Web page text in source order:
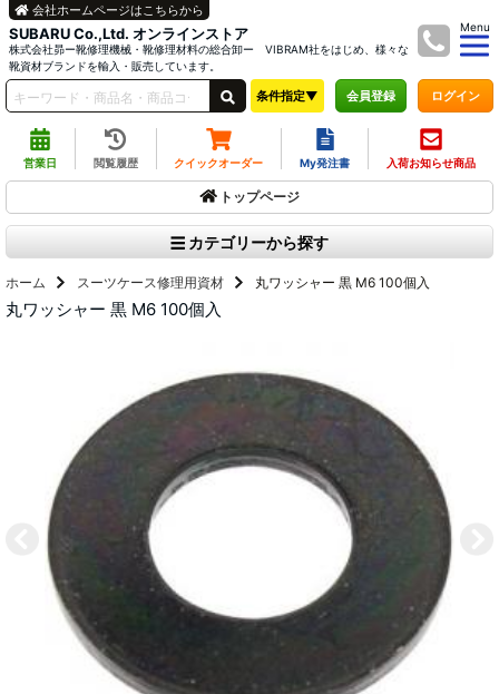
SUBARU Co.,Ltd. オンラインストア
株式会社昴ー靴修理機械・靴修理材料の総合卸ー VIBRAM社をはじめ、様々な
靴資材ブランドを輸入・販売しています。
Menu
会社ホームページはこちらから
条件指定▼ 会員登録 ログイン
営業日 閲覧履歴 クイックオーダー My発注書 入荷お知らせ商品
トップページ
カテゴリーから探す
ホーム スーツケース修理用資材 丸ワッシャー 黒 M6 100個入
丸ワッシャー 黒 M6 100個入